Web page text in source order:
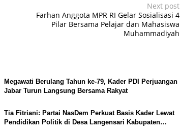
Next post
Farhan Anggota MPR RI Gelar Sosialisasi 4
Pilar Bersama Pelajar dan Mahasiswa
Muhammadiyah
Megawati Berulang Tahun ke-79, Kader PDI Perjuangan
Jabar Turun Langsung Bersama Rakyat
Tia Fitriani: Partai NasDem Perkuat Basis Kader Lewat
Pendidikan Politik di Desa Langensari Kabupaten